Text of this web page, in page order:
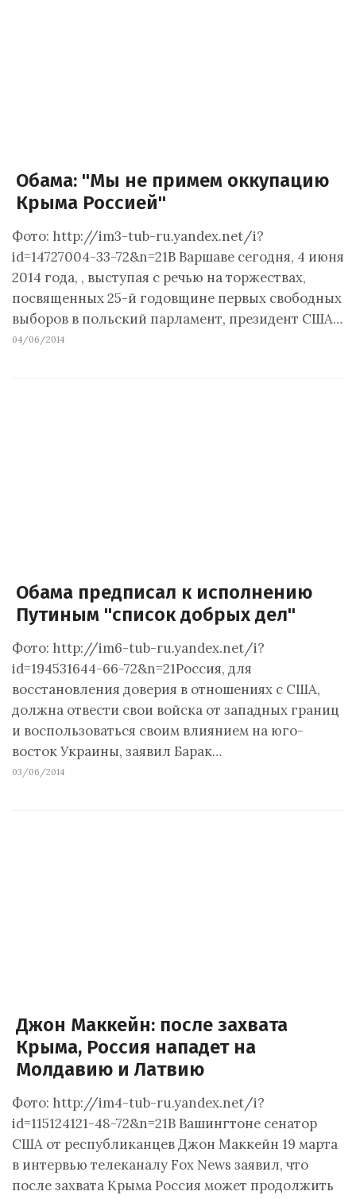
Обама: "Мы не примем оккупацию
Крыма Россией"
Фото: http://im3-tub-ru.yandex.net/i?
id=14727004-33-72&n=21В Варшаве сегодня, 4 июня
2014 года, , выступая с речью на торжествах,
посвященных 25-й годовщине первых свободных
выборов в польский парламент, президент США…
04/06/2014
Обама предписал к исполнению
Путиным "список добрых дел"
Фото: http://im6-tub-ru.yandex.net/i?
id=194531644-66-72&n=21Россия, для
восстановления доверия в отношениях с США,
должна отвести свои войска от западных границ
и воспользоваться своим влиянием на юго-
восток Украины, заявил Барак…
03/06/2014
Джон Маккейн: после захвата
Крыма, Россия нападет на
Молдавию и Латвию
Фото: http://im4-tub-ru.yandex.net/i?
id=115124121-48-72&n=21В Вашингтоне сенатор
США от республиканцев Джон Маккейн 19 марта
в интервью телеканалу Fox News заявил, что
после захвата Крыма Россия может продолжить